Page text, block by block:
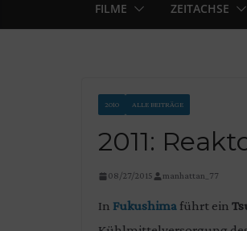
FILME ZEITACHSE
2010 ALLE BEITRÄGE
2011:
08/27/2015 manhattan_77
In Fukushima führt ein